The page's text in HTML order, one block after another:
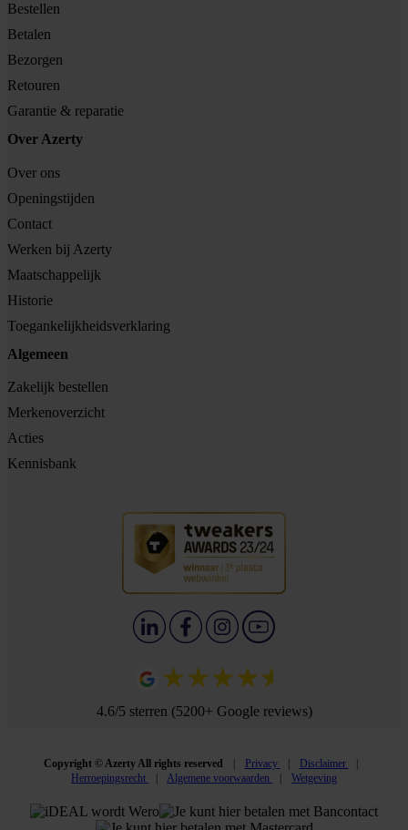
Bestellen
Betalen
Bezorgen
Retouren
Garantie & reparatie
Over Azerty
Over ons
Openingstijden
Contact
Werken bij Azerty
Maatschappelijk
Historie
Toegankelijkheidsverklaring
Algemeen
Zakelijk bestellen
Merkenoverzicht
Acties
Kennisbank
4.6/5 sterren (5200+ Google reviews)
Copyright © Azerty All rights reserved Privacy
Disclaimer
Herroepingsrecht
Algemene voorwaarden Wetgeving